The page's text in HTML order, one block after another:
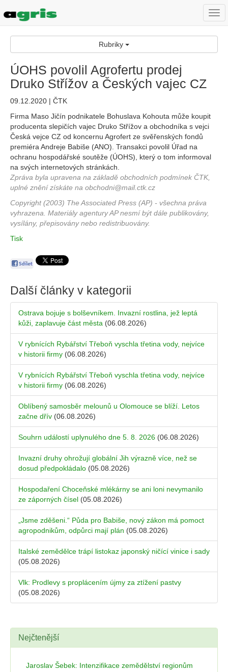
Rubriky
ÚOHS povolil Agrofertu prodej
Druko Střížov a Českých vajec CZ
09.12.2020 | ČTK
Firma Maso Jičín podnikatele Bohuslava Kohouta může koupit
producenta slepičích vajec Druko Střížov a obchodníka s vejci
Česká vejce CZ od koncernu Agrofert ze svěřenských fondů
premiéra Andreje Babiše (ANO). Transakci povolil Úřad na
ochranu hospodářské soutěže (ÚOHS), který o tom informoval
na svých internetových stránkách.
Zpráva byla upravena na základě obchodních podmínek ČTK,
uplné znění získáte na obchodni@mail.ctk.cz
Copyright (2003) The Associated Press (AP) - všechna práva
vyhrazena. Materiály agentury AP nesmí být dále publikovány,
vysílány, přepisovány nebo redistribuovány.
Tisk
Další články v kategorii
Ostrava bojuje s bolševníkem. Invazní rostlina, jež leptá
kůži, zaplavuje část města (06.08.2026)
V rybnících Rybářství Třeboň vyschla třetina vody, nejvíce
v historii firmy (06.08.2026)
V rybnících Rybářství Třeboň vyschla třetina vody, nejvíce
v historii firmy (06.08.2026)
Oblíbený samosběr melounů u Olomouce se blíží. Letos
začne dřív (06.08.2026)
Souhrn událostí uplynulého dne 5. 8. 2026 (06.08.2026)
Invazní druhy ohrožují globální Jih výrazně více, než se
dosud předpokládalo (05.08.2026)
Hospodaření Choceňské mlékárny se ani loni nevymanilo
ze záporných čísel (05.08.2026)
„Jsme zděšeni.“ Půda pro Babiše, nový zákon má pomoct
agropodnikům, odpůrci mají plán (05.08.2026)
Italské zemědělce trápí listokaz japonský ničící vinice i sady
(05.08.2026)
Vlk: Prodlevy s proplácením újmy za ztížení pastvy
(05.08.2026)
Nejčtenější
Jaroslav Šebek: Intenzifikace zemědělství regionům